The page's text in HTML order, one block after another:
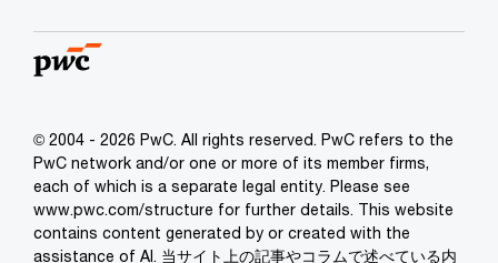
© 2004 - 2026 PwC. All rights reserved. PwC refers to the
PwC network and/or one or more of its member firms,
each of which is a separate legal entity. Please see
www.pwc.com/structure for further details. This website
contains content generated by or created with the
assistance of AI. 当サイト上の記事やコラムで述べている内